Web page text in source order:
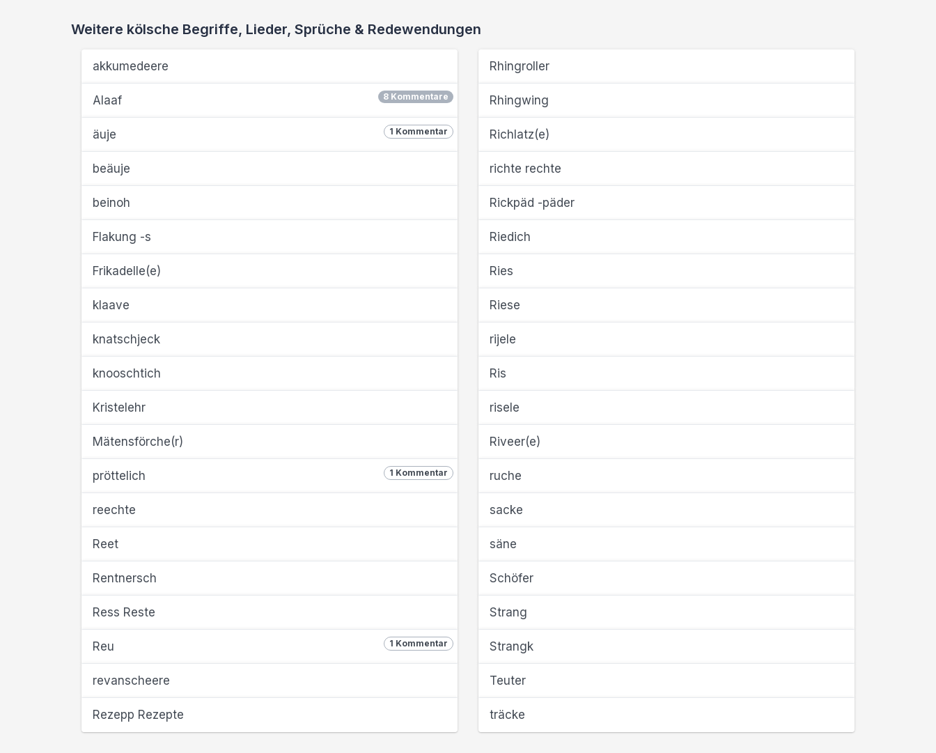
Weitere kölsche Begriffe, Lieder, Sprüche & Redewendungen
akkumedeere
8 Kommentare
Alaaf
1 Kommentar
äuje
beäuje
beinoh
Flakung -s
Frikadelle(e)
klaave
knatschjeck
knooschtich
Kristelehr
Mätensförche(r)
1 Kommentar
pröttelich
reechte
Reet
Rentnersch
Ress Reste
1 Kommentar
Reu
revanscheere
Rezepp Rezepte
Rhingroller
Rhingwing
Richlatz(e)
richte rechte
Rickpäd -päder
Riedich
Ries
Riese
rijele
Ris
risele
Riveer(e)
ruche
sacke
säne
Schöfer
Strang
Strangk
Teuter
träcke